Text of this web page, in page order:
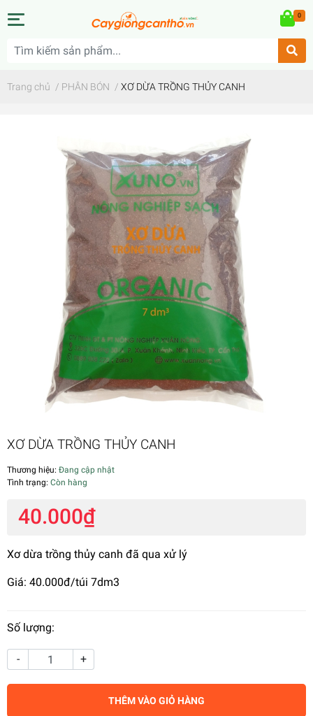
0
Trang chủ / PHÂN BÓN / XƠ DỪA TRỒNG THỦY CANH
XƠ DỪA TRỒNG THỦY CANH
Thương hiệu: Đang cập nhật
Tình trạng: Còn hàng
40.000₫
Xơ dừa trồng thủy canh đã qua xử lý
Giá: 40.000đ/túi 7dm3
Số lượng:
- +
THÊM VÀO GIỎ HÀNG